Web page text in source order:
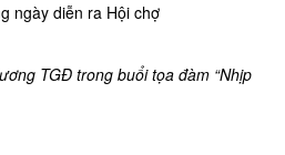
ngày diễn ra Hội chợ
TGĐ trong buổi tọa đàm “Nhịp